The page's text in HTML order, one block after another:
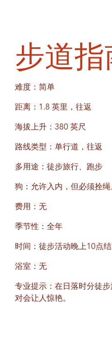
步道指
难度：简单
距离：1.8 英里，往返
海拔上升：380 英尺
路线类型：单行道，往返
多用途：徒步旅行、跑步
狗：允许入内，但必须拴绳
费用：无
季节性：全年
时间：徒步活动晚上10点结
浴室：无
专业提示：在日落时分徒
对会让人惊艳。